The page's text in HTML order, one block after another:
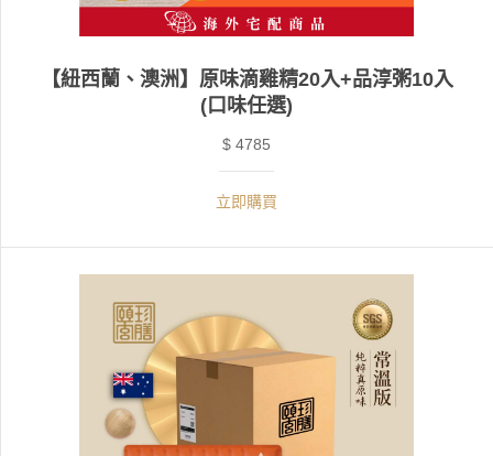
【紐西蘭、澳洲】原味滴雞精20入+品淳粥10入
(口味任選)
$ 4785
立即購買